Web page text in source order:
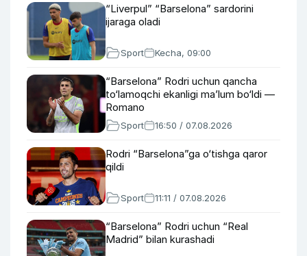
“Liverpul” “Barselona” sardorini
ijaraga oladi
Sport Kecha, 09:00
“Barselona” Rodri uchun qancha
to‘lamoqchi ekanligi ma’lum bo‘ldi —
Romano
Sport 16:50 / 07.08.2026
Rodri “Barselona”ga o‘tishga qaror
qildi
Sport 11:11 / 07.08.2026
“Barselona” Rodri uchun “Real
Madrid” bilan kurashadi